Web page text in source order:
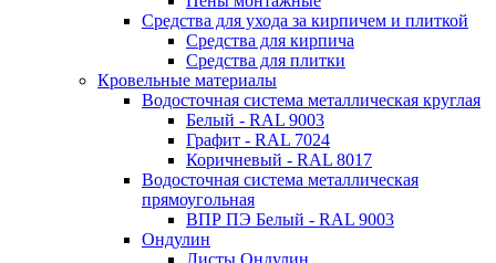
Средства для ухода за кирпичем и плиткой
Средства для кирпича
Средства для плитки
Кровельные материалы
Водосточная система металлическая круглая
Белый - RAL 9003
Графит - RAL 7024
Коричневый - RAL 8017
Водосточная система металлическая
прямоугольная
ВПР ПЭ Белый - RAL 9003
Ондулин
Листы Ондулин